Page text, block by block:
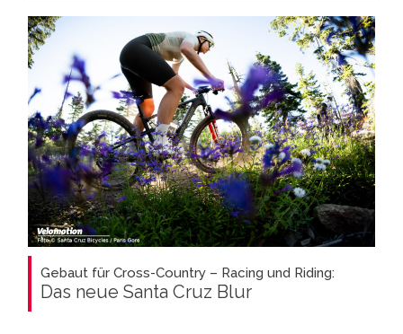
Gebaut für Cross-Country – Racing und Riding:
Das neue Santa Cruz Blur